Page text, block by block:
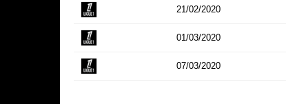
21/02/2020
01/03/2020
07/03/2020